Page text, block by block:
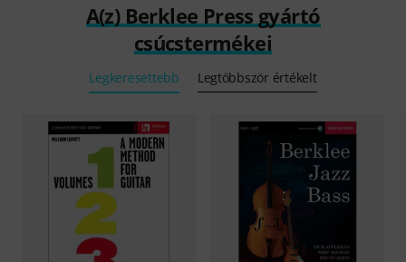
A(z) Berklee Press gyártó
csúcstermékei
Legkeresettebb Legtöbbször értékelt